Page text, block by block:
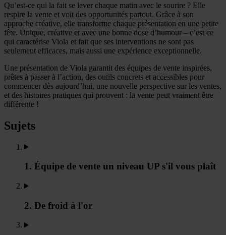
Qu’est-ce qui la fait se lever chaque matin avec le sourire ? Elle
respire la vente et voit des opportunités partout. Grâce à son
approche créative, elle transforme chaque présentation en une petite
fête. Unique, créative et avec une bonne dose d’humour – c’est ce
qui caractérise Viola et fait que ses interventions ne sont pas
seulement efficaces, mais aussi une expérience exceptionnelle.
Une présentation de Viola garantit des équipes de vente inspirées,
prêtes à passer à l’action, des outils concrets et accessibles pour
commencer dès aujourd’hui, une nouvelle perspective sur les ventes,
et des histoires pratiques qui prouvent : la vente peut vraiment être
différente !
Sujets
1. Équipe de vente un niveau UP s'il vous plaît
2. De froid à l'or